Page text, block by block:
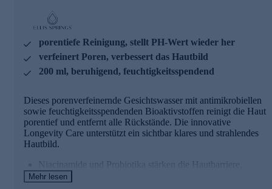
Porcelain Flower ist für eine antimikrobielle,
entzündungshemmende und feuchtigkeitsspendende
Erleben Sie Longevity Skincare: Für ein strafferes, rosig-
frisches Hautbild voller jugendlicher Leuchtkraft.
online.
porentiefe Reinigung, stellt PH-Wert wieder her
verfeinert Poren, verbessert das Hautbild
200 ml, beruhigend, feuchtigkeitsspendend
Dieses porenverfeinernde Gesichtswasser mit antimikrobiellen
sowie feuchtigkeitsspendenden Bioaktivstoffen reinigt die Haut
porentief und entfernt alle Rückstände. Die innovative
Longevity Care unterstützt ein sichtbar klares und strahlendes
Hautbild.
Niacinamide und Probiotika stärken die Hautbarriere,
reduzieren Unreinheiten, Rötungen und Poren und
Mehr lesen